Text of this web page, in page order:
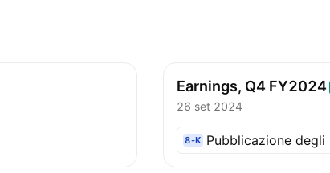
Earnings, Q4 FY2024
26 set 2024
8-K Pubblicazione degli